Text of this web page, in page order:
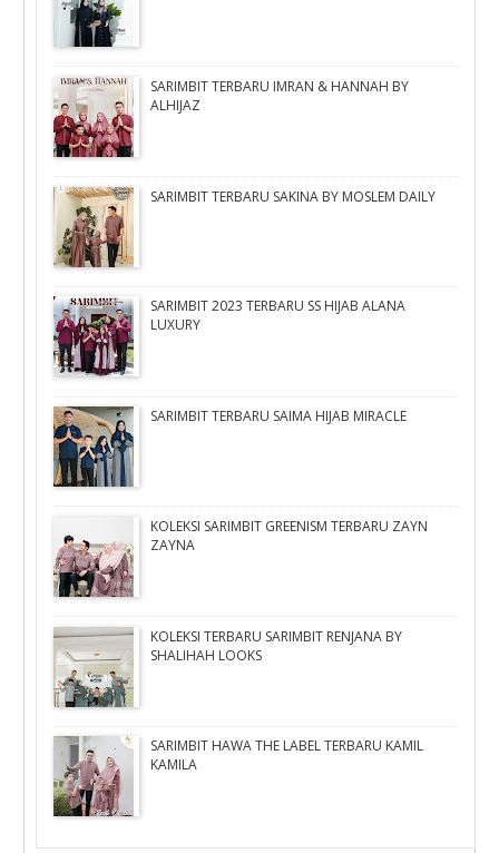
SARIMBIT TERBARU IMRAN & HANNAH BY
ALHIJAZ
SARIMBIT TERBARU SAKINA BY MOSLEM DAILY
SARIMBIT 2023 TERBARU SS HIJAB ALANA
LUXURY
SARIMBIT TERBARU SAIMA HIJAB MIRACLE
KOLEKSI SARIMBIT GREENISM TERBARU ZAYN
ZAYNA
KOLEKSI TERBARU SARIMBIT RENJANA BY
SHALIHAH LOOKS
SARIMBIT HAWA THE LABEL TERBARU KAMIL
KAMILA